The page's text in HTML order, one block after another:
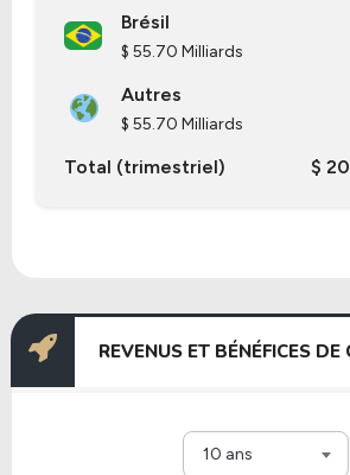
Brésil
$ 55.70 Milliards
Autres
$ 55.70 Milliards
Total (trimestriel) $
REVENUS ET BÉNÉFICES DE
10 ans